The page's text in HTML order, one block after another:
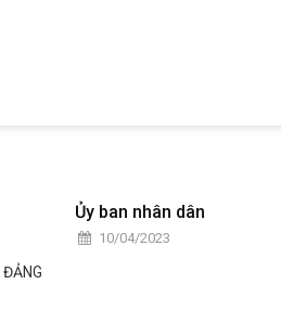
Ủy ban nhân dân
10/04/2023